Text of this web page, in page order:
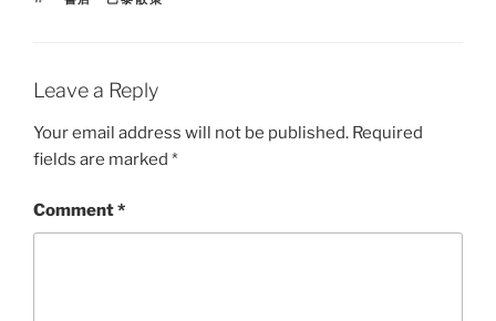
Leave a Reply
Your email address will not be published. Required
fields are marked *
Comment*